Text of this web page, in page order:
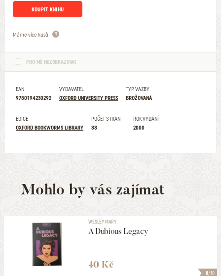
KOUPIT KNIHU
Máme více kusů
PRO MĚ NEZOBRAZOVAT
EAN
9780194230292
VYDAVATEL
OXFORD UNIVERSITY PRESS
TYP VAZBY
BROŽOVANÁ
EDICE
OXFORD BOOKWORMS LIBRARY
POČET STRAN
88
ROK VYDÁNÍ
2000
Mohlo by vás zajímat
8/10
WESLEY MARY
A Dubious Legacy
40 Kč